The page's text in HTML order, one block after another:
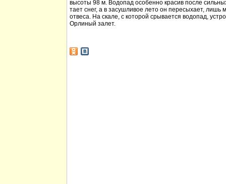
высоты 98 м. Водопад особенно красив после
тает снег, а в засушливое лето он пересыхает, лишь
отвеса. На скале, с которой срывается водопад,
Орлиный залет.